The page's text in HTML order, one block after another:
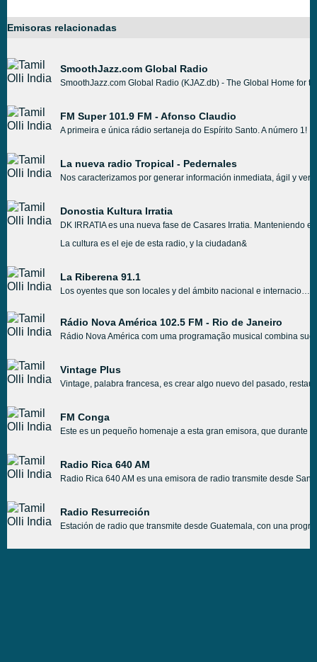
Emisoras relacionadas
SmoothJazz.com Global Radio
SmoothJazz.com Global Radio (KJAZ.db) - The Global Home for
FM Super 101.9 FM - Afonso Claudio
A primeira e única rádio sertaneja do Espírito Santo. A número 1!
La nueva radio Tropical - Pedernales
Nos caracterizamos por generar información inmediata, ágil y
Donostia Kultura Irratia
DK IRRATIA es una nueva fase de Casares Irratia. Manteniendo
La cultura es el eje de esta radio, y la ciudadan&
La Riberena 91.1
Los oyentes que son locales y del ámbito nacional e internacional pueden sintonizar fácilmente La Riberena 91.1 Porque la radio es una radio en línea y esto brinda la capacidad de llegar a una variedad de oyentes de todo el mundo. La Riberena 91.1 se ha convertido en una estación de radio muy popular para muchos oyentes nacionales y extranjeros.
Rádio Nova América 102.5 FM - Rio de Janeiro
Rádio Nova América com uma programação musical combina
Vintage Plus
Vintage, palabra francesa, es crear algo nuevo del pasado,
FM Conga
Este es un pequeño homenaje a esta gran emisora, que durante
Radio Rica 640 AM
Radio Rica 640 AM es una emisora de radio transmite desde
Radio Resurreción
Estación de radio que transmite desde Guatemala, con una